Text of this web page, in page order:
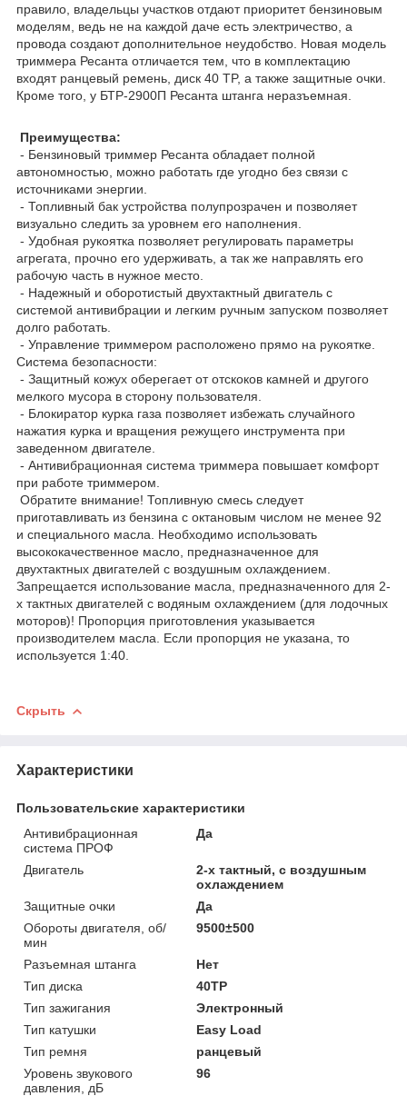
правило, владельцы участков отдают приоритет бензиновым
моделям, ведь не на каждой даче есть электричество, а
провода создают дополнительное неудобство. Новая модель
триммера Ресанта отличается тем, что в комплектацию
входят ранцевый ремень, диск 40 TP, а также защитные очки.
Кроме того, у БТР-2900П Ресанта штанга неразъемная.
Преимущества:
- Бензиновый триммер Ресанта обладает полной
автономностью, можно работать где угодно без связи с
источниками энергии.
- Топливный бак устройства полупрозрачен и позволяет
визуально следить за уровнем его наполнения.
- Удобная рукоятка позволяет регулировать параметры
агрегата, прочно его удерживать, а так же направлять его
рабочую часть в нужное место.
- Надежный и оборотистый двухтактный двигатель с
системой антивибрации и легким ручным запуском позволяет
долго работать.
- Управление триммером расположено прямо на рукоятке.
Система безопасности:
- Защитный кожух оберегает от отскоков камней и другого
мелкого мусора в сторону пользователя.
- Блокиратор курка газа позволяет избежать случайного
нажатия курка и вращения режущего инструмента при
заведенном двигателе.
- Антивибрационная система триммера повышает комфорт
при работе триммером.
Обратите внимание! Топливную смесь следует
приготавливать из бензина с октановым числом не менее 92
и специального масла. Необходимо использовать
высококачественное масло, предназначенное для
двухтактных двигателей с воздушным охлаждением.
Запрещается использование масла, предназначенного для 2-
х тактных двигателей с водяным охлаждением (для лодочных
моторов)! Пропорция приготовления указывается
производителем масла. Если пропорция не указана, то
используется 1:40.
Скрыть
Характеристики
Пользовательские характеристики
Антивибрационная
система ПРОФ
Да
Двигатель
2-х тактный, с воздушным
охлаждением
Защитные очки
Да
Обороты двигателя, об/
мин
9500±500
Разъемная штанга
Нет
Тип диска
40ТР
Тип зажигания
Электронный
Тип катушки
Easy Load
Тип ремня
ранцевый
Уровень звукового
давления, дБ
96